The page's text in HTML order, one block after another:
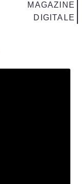
MAGAZINE
DIGITALE